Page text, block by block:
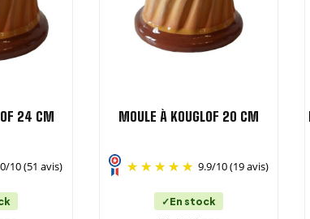
24 CM
/10(51 avis)
MOULE À KOUGLOF 20 CM
9.9/10(19 avis)
En stock